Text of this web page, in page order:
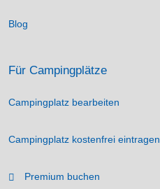
Blog
Für Campingplätze
Campingplatz bearbeiten
Campingplatz kostenfrei eintragen
Premium buchen